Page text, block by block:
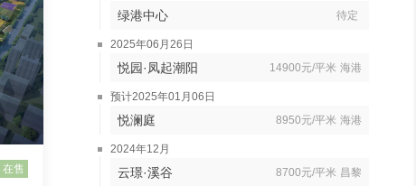
在售
绿港中心 待定
2025年06月26日
悦园·凤起潮阳 14900元/平米 海港
预计2025年01月06日
悦澜庭 8950元/平米 海港
2024年12月
云璟·溪谷 8700元/平米 昌黎